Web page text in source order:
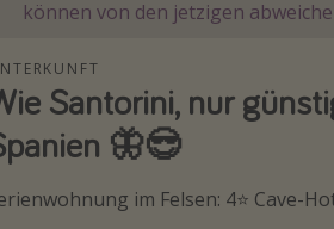
können von den jetzigen
Santorini, nur
🦋😎
im Felsen: 4⭐️ Cave-